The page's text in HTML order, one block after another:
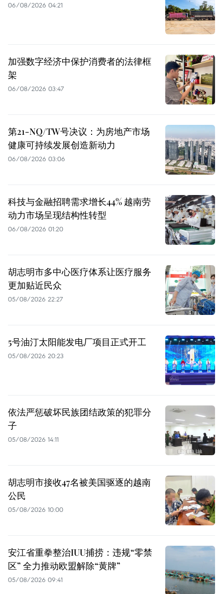
06/08/2026 04:21
加强数字经济中保护消费者的法律框
架
06/08/2026 03:47
第21-NQ/TW号决议：为房地产市场
健康可持续发展创造新动力
06/08/2026 03:06
科技与金融招聘需求增长44% 越南劳
动力市场呈现结构性转型
06/08/2026 01:20
胡志明市多中心医疗体系让医疗服务
更加贴近民众
05/08/2026 22:27
5号油汀太阳能发电厂项目正式开工
05/08/2026 20:23
依法严惩破坏民族团结政策的犯罪分
子
05/08/2026 14:11
胡志明市接收47名被美国驱逐的越南
公民
05/08/2026 10:00
安江省重拳整治IUU捕捞：违规“零禁
区” 全力推动欧盟解除“黄牌”
05/08/2026 09:41